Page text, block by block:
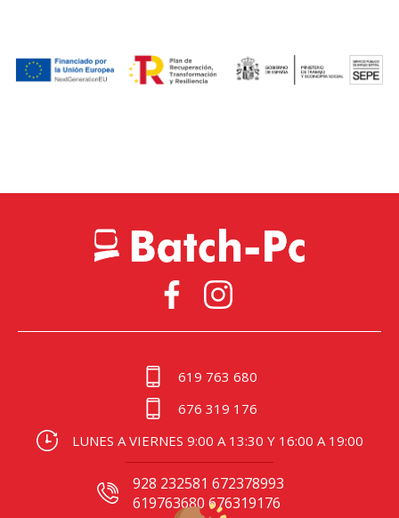
619 763 680
676 319 176
LUNES A VIERNES 9:00 A 13:30 Y 16:00 A 19:00
928 232581 672378993
619763680 676319176